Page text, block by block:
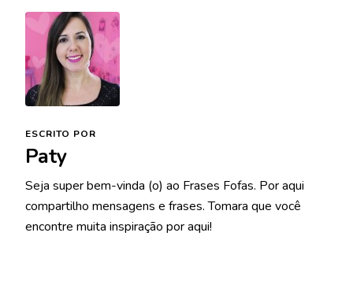
ESCRITO POR
Paty
Seja super bem-vinda (o) ao Frases Fofas. Por aqui
compartilho mensagens e frases. Tomara que você
encontre muita inspiração por aqui!